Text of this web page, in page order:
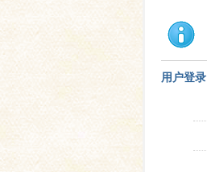
用户登录